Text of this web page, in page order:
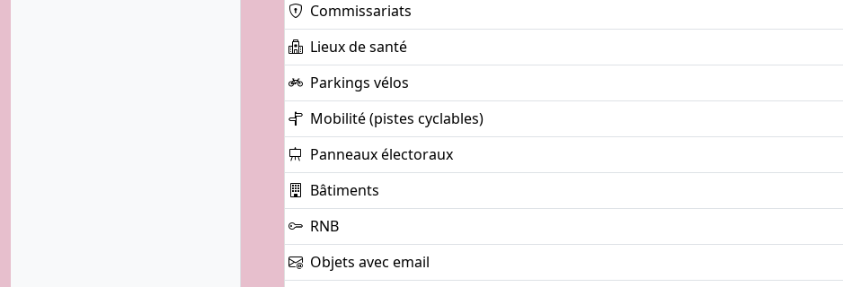
Commissariats
Lieux de santé
Parkings vélos
Mobilité (pistes cyclables)
Panneaux électoraux
Bâtiments
RNB
Objets avec email